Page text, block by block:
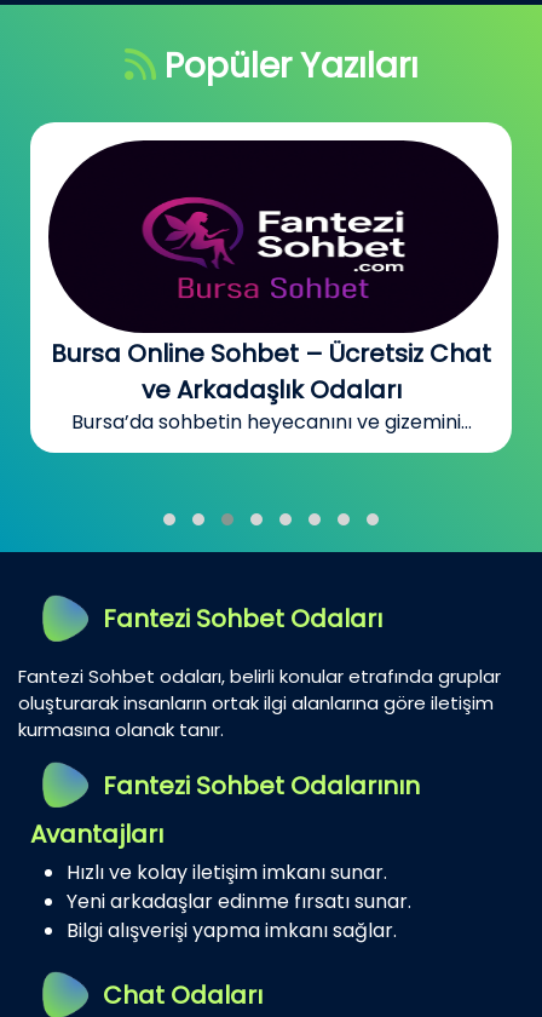
Popüler Yazıları
Bursa Online Sohbet – Ücretsiz Chat
ve Arkadaşlık Odaları
Bursa’da sohbetin heyecanını ve gizemini...
Fantezi Sohbet Odaları
Fantezi Sohbet odaları, belirli konular etrafında gruplar
oluşturarak insanların ortak ilgi alanlarına göre iletişim
kurmasına olanak tanır.
Fantezi Sohbet Odalarının
Avantajları
Hızlı ve kolay iletişim imkanı sunar.
Yeni arkadaşlar edinme fırsatı sunar.
Bilgi alışverişi yapma imkanı sağlar.
Chat Odaları